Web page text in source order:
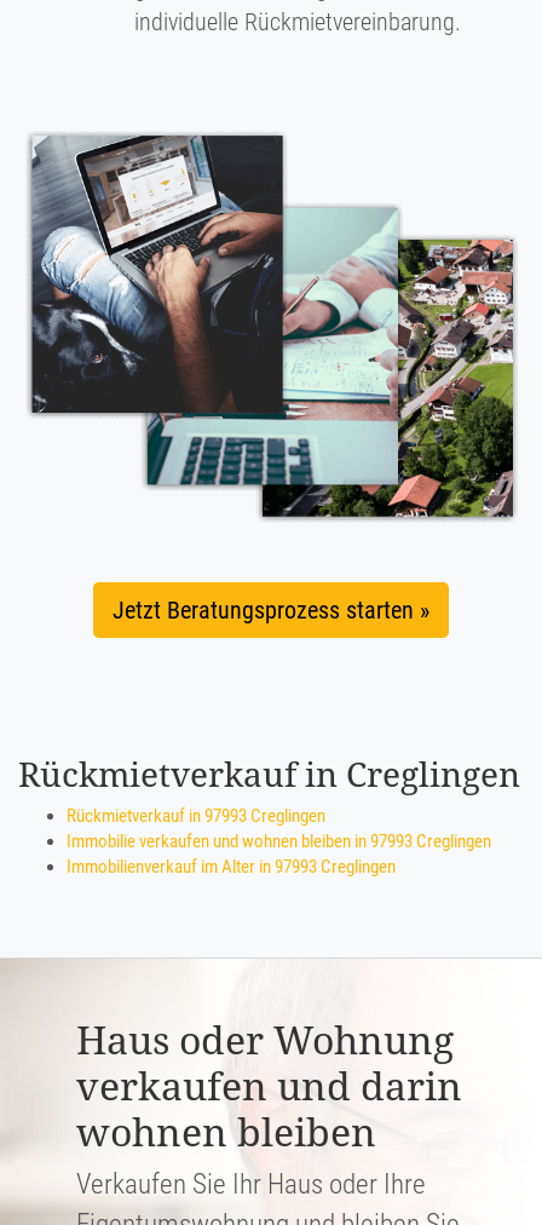
individuelle Rückmietvereinbarung.
Jetzt Beratungsprozess starten »
Rückmietverkauf in Creglingen
Rückmietverkauf in 97993 Creglingen
Immobilie verkaufen und wohnen bleiben in 97993 Creglingen
Immobilienverkauf im Alter in 97993 Creglingen
Haus oder Wohnung
verkaufen und darin
wohnen bleiben
Verkaufen Sie Ihr Haus oder Ihre